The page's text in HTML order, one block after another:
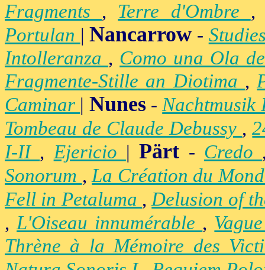
Fragments , Terre d'Ombre
Portulan |Nancarrow -
Intolleranza , Como una Ola
Fragmente-Stille an Diotima ,
Caminar | Nunes-
Tombeau de Claude Debussy ,
I-II ,Ejericio |Pärt - Credo
Sonorum ,La Création du
Fell in Petaluma ,Delusion of
,L'Oiseau innumérable ,
Thrène à la Mémoire des